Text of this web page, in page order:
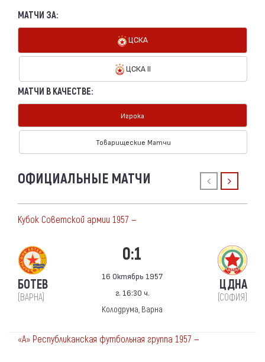
МАТЧИ ЗА:
ЦСКА
ЦСКА II
МАТЧИ В КАЧЕСТВЕ:
Игрока
Товарищеские Матчи
ОФИЦИАЛЬНЫЕ МАТЧИ
Кубок Советской армии 1957 —
БОТЕВ
(ВАРНА)
0:1
16 Октябрь 1957
г. 16:30 ч.
Колодрума, Варна
ЦДНА
(СОФИЯ)
«А» Республиканская футбольная группа 1957 —